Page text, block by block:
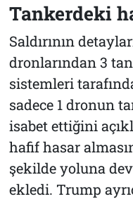
Tankerdeki
Saldırının
dronlarından 3
sistemleri
sadece 1 dronun
isabet ettiğini
hafif hasar
şekilde yoluna
ekledi. Trump